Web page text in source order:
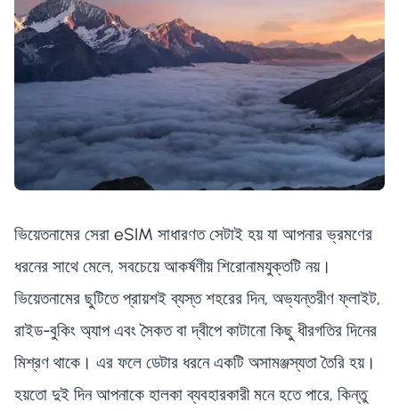
ভিয়েতনামের সেরা eSIM সাধারণত সেটাই হয় যা আপনার ভ্রমণের
ধরনের সাথে মেলে, সবচেয়ে আকর্ষণীয় শিরোনামযুক্তটি নয়।
ভিয়েতনামের ছুটিতে প্রায়শই ব্যস্ত শহরের দিন, অভ্যন্তরীণ ফ্লাইট,
রাইড-বুকিং অ্যাপ এবং সৈকত বা দ্বীপে কাটানো কিছু ধীরগতির দিনের
মিশ্রণ থাকে। এর ফলে ডেটার ধরনে একটি অসামঞ্জস্যতা তৈরি হয়।
হয়তো দুই দিন আপনাকে হালকা ব্যবহারকারী মনে হতে পারে, কিন্তু